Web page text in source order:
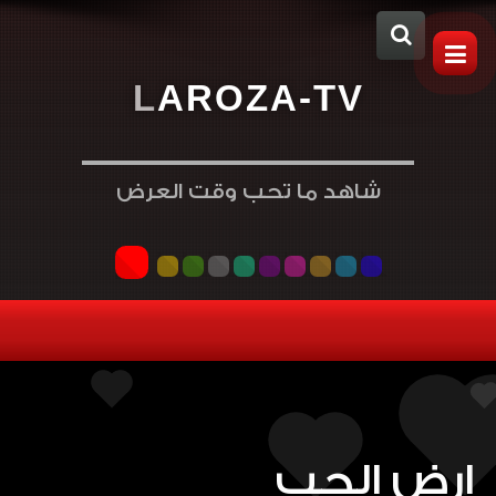
LAROZA-TV
شاهد ما تحب وقت العرض
ارض الحب